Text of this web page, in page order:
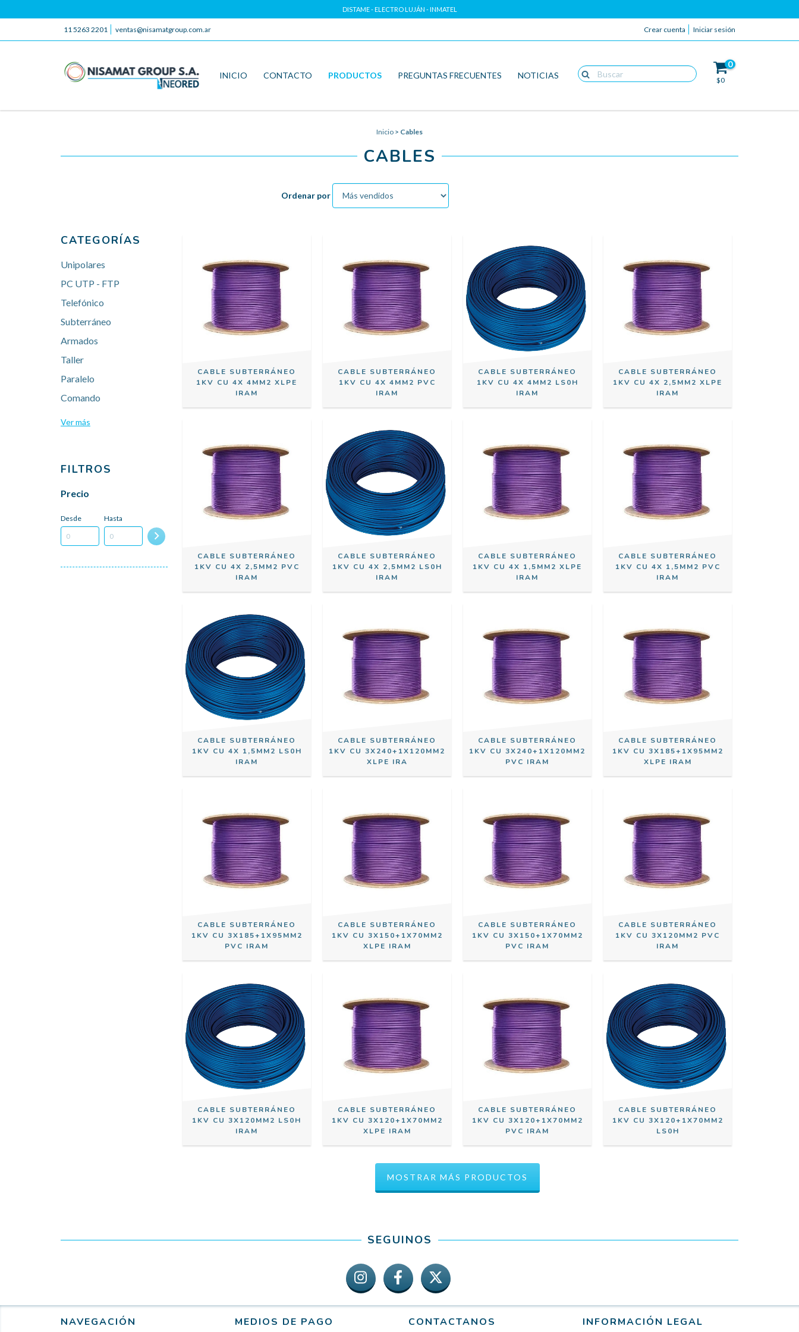
DISTAME - ELECTRO LUJÁN - INMATEL
11 5263 2201 ventas@nisamatgroup.com.ar Crear cuenta Iniciar sesión
INICIO CONTACTO PRODUCTOS PREGUNTAS FRECUENTES NOTICIAS
0
$0
Inicio > Cables
CABLES
Ordenar por
CATEGORÍAS
Unipolares
PC UTP - FTP
Telefónico
Subterráneo
Armados
Taller
Paralelo
Comando
Ver más
FILTROS
Precio
Desde Hasta
CABLE SUBTERRÁNEO
1KV CU 4X 4MM2 XLPE
IRAM
CABLE SUBTERRÁNEO
1KV CU 4X 4MM2 PVC
IRAM
CABLE SUBTERRÁNEO
1KV CU 4X 4MM2 LS0H
IRAM
CABLE SUBTERRÁNEO
1KV CU 4X 2,5MM2 XLPE
IRAM
CABLE SUBTERRÁNEO
1KV CU 4X 2,5MM2 PVC
IRAM
CABLE SUBTERRÁNEO
1KV CU 4X 2,5MM2 LS0H
IRAM
CABLE SUBTERRÁNEO
1KV CU 4X 1,5MM2 XLPE
IRAM
CABLE SUBTERRÁNEO
1KV CU 4X 1,5MM2 PVC
IRAM
CABLE SUBTERRÁNEO
1KV CU 4X 1,5MM2 LS0H
IRAM
CABLE SUBTERRÁNEO
1KV CU 3X240+1X120MM2
XLPE IRA
CABLE SUBTERRÁNEO
1KV CU 3X240+1X120MM2
PVC IRAM
CABLE SUBTERRÁNEO
1KV CU 3X185+1X95MM2
XLPE IRAM
CABLE SUBTERRÁNEO
1KV CU 3X185+1X95MM2
PVC IRAM
CABLE SUBTERRÁNEO
1KV CU 3X150+1X70MM2
XLPE IRAM
CABLE SUBTERRÁNEO
1KV CU 3X150+1X70MM2
PVC IRAM
CABLE SUBTERRÁNEO
1KV CU 3X120MM2 PVC
IRAM
CABLE SUBTERRÁNEO
1KV CU 3X120MM2 LS0H
IRAM
CABLE SUBTERRÁNEO
1KV CU 3X120+1X70MM2
XLPE IRAM
CABLE SUBTERRÁNEO
1KV CU 3X120+1X70MM2
PVC IRAM
CABLE SUBTERRÁNEO
1KV CU 3X120+1X70MM2
LS0H
MOSTRAR MÁS PRODUCTOS
SEGUINOS
NAVEGACIÓN MEDIOS DE PAGO CONTACTANOS INFORMACIÓN LEGAL